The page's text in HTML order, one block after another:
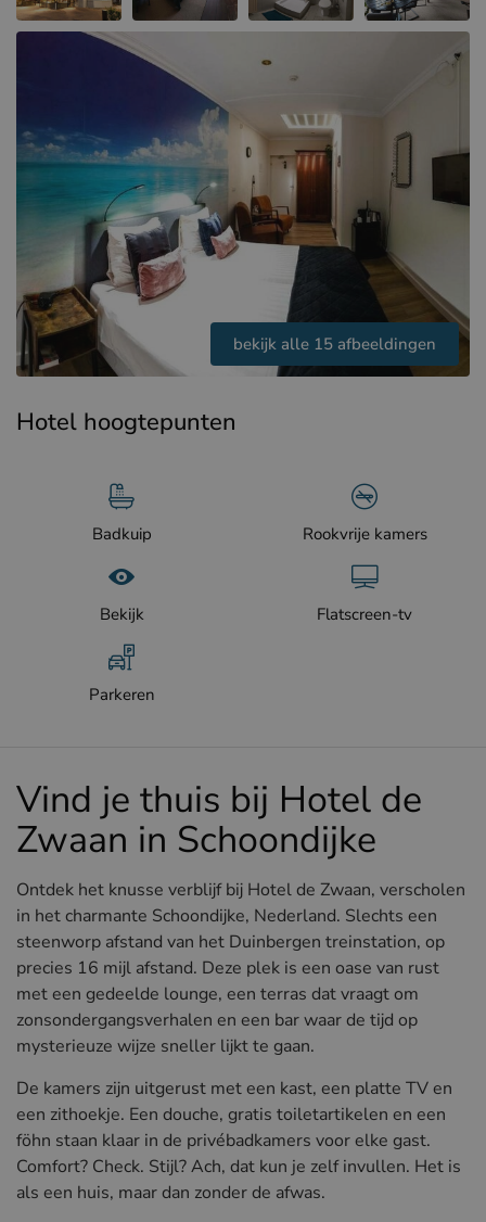
bekijk alle 15 afbeeldingen
Hotel hoogtepunten
Badkuip Rookvrije kamers
Bekijk Flatscreen-tv
Parkeren
Vind je thuis bij Hotel de
Zwaan in Schoondijke
Ontdek het knusse verblijf bij Hotel de Zwaan, verscholen
in het charmante Schoondijke, Nederland. Slechts een
steenworp afstand van het Duinbergen treinstation, op
precies 16 mijl afstand. Deze plek is een oase van rust
met een gedeelde lounge, een terras dat vraagt om
zonsondergangsverhalen en een bar waar de tijd op
mysterieuze wijze sneller lijkt te gaan.
De kamers zijn uitgerust met een kast, een platte TV en
een zithoekje. Een douche, gratis toiletartikelen en een
föhn staan klaar in de privébadkamers voor elke gast.
Comfort? Check. Stijl? Ach, dat kun je zelf invullen. Het is
als een huis, maar dan zonder de afwas.